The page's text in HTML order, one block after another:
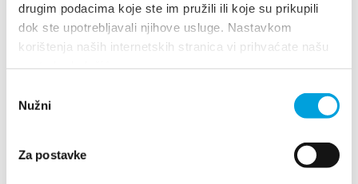
drugim podacima koje ste im pružili ili koje su prikupili
dok ste upotrebljavali njihove usluge. Nastavkom
korištenja naših internetskih stranica vi prihvaćate našu
pristanka
Nužni
Za postavke
Nostalgie - Dny kaštelské
tradice
CZYTAJ WIĘCEJ